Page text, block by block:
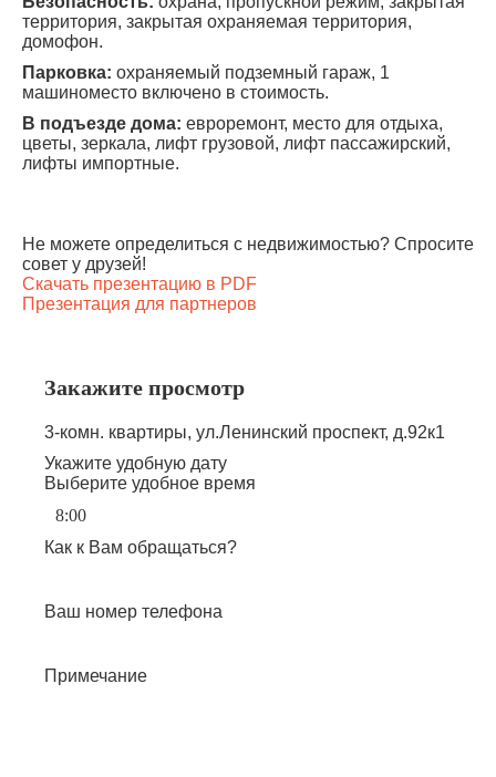
территория, закрытая охраняемая территория,
домофон.
Парковка: охраняемый подземный гараж, 1
машиноместо включено в стоимость.
В подъезде дома: евроремонт, место для отдыха,
цветы, зеркала, лифт грузовой, лифт пассажирский,
лифты импортные.
Не можете определиться с недвижимостью? Спросите
совет у друзей!
Скачать презентацию в PDF
Презентация для партнеров
Закажите просмотр
3-комн. квартиры, ул.Ленинский проспект, д.92к1
Укажите удобную дату
Выберите удобное время
Как к Вам обращаться?
Ваш номер телефона
Примечание